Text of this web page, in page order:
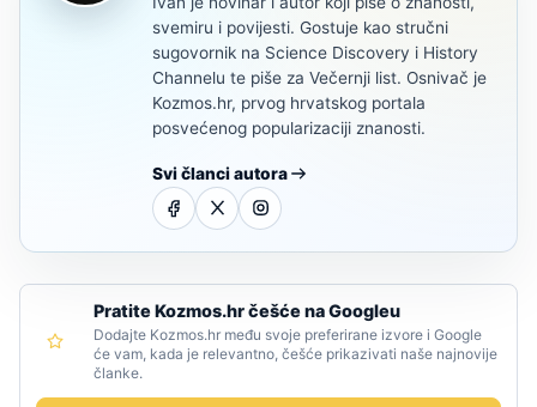
svemiru i povijesti. Gostuje kao stručni
sugovornik na Science Discovery i History
Channelu te piše za Večernji list. Osnivač je
Kozmos.hr, prvog hrvatskog portala
posvećenog popularizaciji znanosti.
Svi članci autora
Pratite Kozmos.hr češće na Googleu
Dodajte Kozmos.hr među svoje preferirane izvore i Google
će vam, kada je relevantno, češće prikazivati naše najnovije
članke.